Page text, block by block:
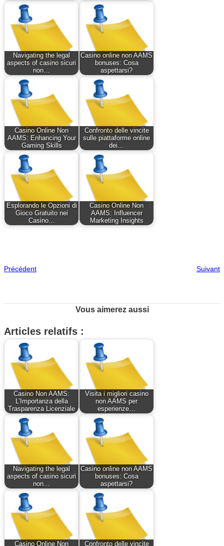
Navigating the legal
aspects of casino sicuri
non…
Casino online non AAMS
bonuses: Cosa
aspettarsi?
Casino Online Non
AAMS: Enhancing Your
Gaming Skills
Confronto delle vincite
sulle piattaforme online
dei…
Esplorando le Opzioni di
Gioco Gratuito nei
Casino…
Casino Online Non
AAMS: Influencer
Marketing Insights
Précédent Suivant
Vous aimerez aussi
Articles relatifs :
Casino Non AAMS:
L’Importanza della
Trasparenza Licenziale
Visita i migliori casino
non AAMS per
esperienze…
Navigating the legal
aspects of casino sicuri
non…
Casino online non AAMS
bonuses: Cosa
aspettarsi?
Casino Online Non Confronto delle vincite